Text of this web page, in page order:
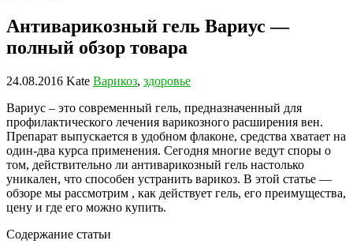
Антиварикозный гель Вариус —
полный обзор товара
24.08.2016 Kate Варикоз, здоровье
Вариус – это современный гель, предназначенный для
профилактического лечения варикозного расширения вен.
Препарат выпускается в удобном флаконе, средства хватает на
один-два курса применения. Сегодня многие ведут споры о
том, действительно ли антиварикозный гель настолько
уникален, что способен устранить варикоз. В этой статье —
обзоре мы рассмотрим , как действует гель, его преимущества,
цену и где его можно купить.
Содержание статьи